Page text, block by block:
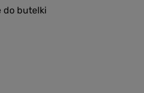
do butelki